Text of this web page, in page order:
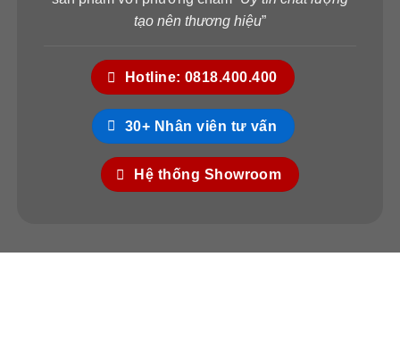
tạo nên thương hiệu”
Hotline: 0818.400.400
30+ Nhân viên tư vấn
Hệ thống Showroom